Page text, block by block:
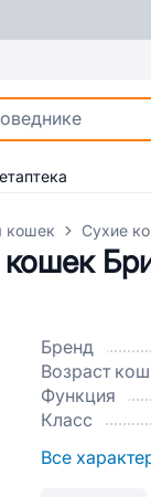
кошек Сухие
Бренд
Возраст
Функция
Класс
Все